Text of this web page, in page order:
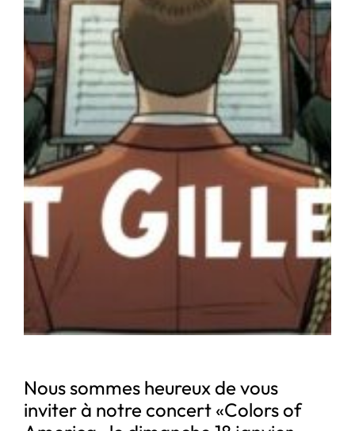
Nous sommes heureux de vous
inviter à notre concert «Colors of